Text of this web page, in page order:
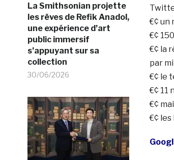
La Smithsonian projette
les rêves de Refik Anadol,
une expérience d’art
public immersif
s’appuyant sur sa
collection
30/06/2026
€¢ un
€¢
€¢ la
par
€¢ le
€¢ 11
€¢
€¢